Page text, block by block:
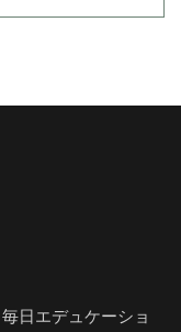
日エデュケーショ